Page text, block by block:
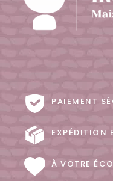
PAIEMENT
EXPÉDITION
À VOTRE